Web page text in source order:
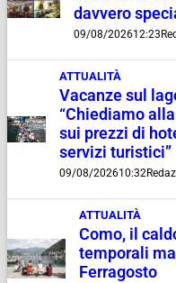
davvero
09/08/202612:23
ATTUALITÀ
Vacanze sul
“Chiediamo
sui prezzi di
servizi turistici”
09/08/202610:32
ATTUALITÀ
Como, il
temporali
Ferragosto